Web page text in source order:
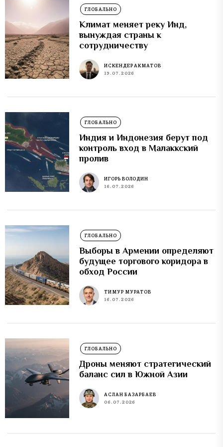
ГЛОБАЛЬНО
Климат меняет реку Инд,
вынуждая страны к
сотрудничеству
ИСКЕНДЕР АКМАТОВ
19.07.2026
ГЛОБАЛЬНО
Индия и Индонезия берут под
контроль вход в Малаккский
пролив
ИГОРЬ ВОЛОДИН
16.07.2026
ГЛОБАЛЬНО
Выборы в Армении определяют
будущее торгового коридора в
обход России
ТИМУР МУРАТОВ
16.07.2026
ГЛОБАЛЬНО
Дроны меняют стратегический
баланс сил в Южной Азии
АСЛАН БАЗАРБАЕВ
06.07.2026